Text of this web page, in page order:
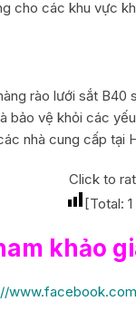
cho các khu vực
rào lưới sắt
bảo vệ khỏi các
nhà cung cấp tại
Click to
[Total: 1
khảo